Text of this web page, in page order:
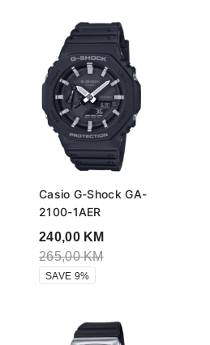
Casio G-Shock GA-
2100-1AER
240,00 KM
265,00KM
SAVE 9%